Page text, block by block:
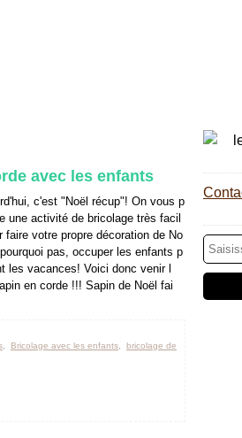
avec les enfants
c'est "Noël récup"! On vous p
une activité de bricolage très facil
faire votre propre décoration de No
pas, occuper les enfants p
les vacances! Voici donc venir l
en corde !!! Sapin de Noël fai
Bricolage avec les enfants
bricolage de